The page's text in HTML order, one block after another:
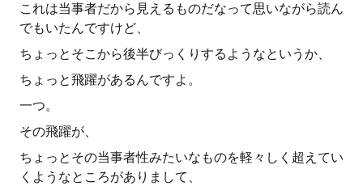
これは当事者だから見えるものだなって思いながら読ん
でもいたんですけど、
ちょっとそこから後半びっくりするようなというか、
ちょっと飛躍があるんですよ。
一つ。
その飛躍が、
ちょっとその当事者性みたいなものを軽々しく超えてい
くようなところがありまして、